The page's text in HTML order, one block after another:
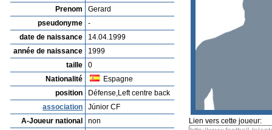
Prenom
Gerard
pseudonyme
-
date de naissance
14.04.1999
année de naissance
1999
taille
0
Nationalité
Espagne
position
Défense,Left centre back
association
Júnior CF
A-Joueur national
non
Lien vers cette joueur: